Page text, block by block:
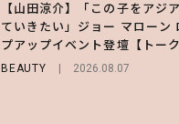
【山田涼介】「この子をアジ
ていきたい」ジョー マローン
プアップイベント登壇【トーク
BEAUTY 2026.08.07
【ハローキティ】がスシロー
第1弾の気になるメニュー＆
チェック！
LIFESTYLE 2026.07.31
【谷まりあ】夏は“シアース
げなく肌見せ！透け感のニュ
るマストハブアイテム4選
FASHION 2026.07.19